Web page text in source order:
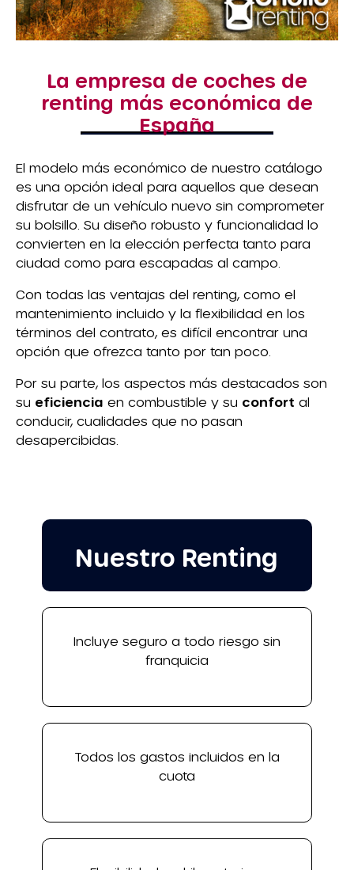
La empresa de coches de
renting más económica de
España
El modelo más económico de nuestro catálogo
es una opción ideal para aquellos que desean
disfrutar de un vehículo nuevo sin comprometer
su bolsillo. Su diseño robusto y funcionalidad lo
convierten en la elección perfecta tanto para
ciudad como para escapadas al campo.
Con todas las ventajas del renting, como el
mantenimiento incluido y la flexibilidad en los
términos del contrato, es difícil encontrar una
opción que ofrezca tanto por tan poco.
Por su parte, los aspectos más destacados son
su eficiencia en combustible y su confort al
conducir, cualidades que no pasan
desapercibidas.
Nuestro Renting
Incluye seguro a todo riesgo sin
franquicia
Todos los gastos incluidos en la
cuota